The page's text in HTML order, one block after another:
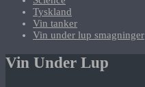
Tyskland
Vin tanker
Vin under lup smagninger
Vin Under Lup